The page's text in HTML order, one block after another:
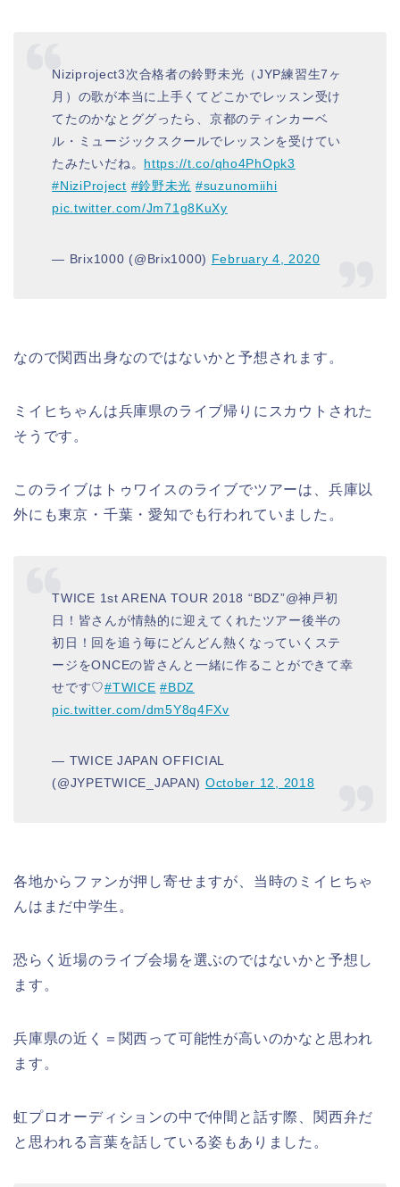
Niziproject3次合格者の鈴野未光（JYP練習生7ヶ
月）の歌が本当に上手くてどこかでレッスン受け
てたのかなとググったら、京都のティンカーベ
ル・ミュージックスクールでレッスンを受けてい
たみたいだね。 https://t.co/qho4PhOpk3
#NiziProject #鈴野未光 #suzunomiihi
pic.twitter.com/Jm71g8KuXy
— Brix1000 (@Brix1000) February 4, 2020
なので関西出身なのではないかと予想されます。
ミイヒちゃんは兵庫県のライブ帰りにスカウトされた
そうです。
このライブはトゥワイスのライブでツアーは、兵庫以
外にも東京・千葉・愛知でも行われていました。
TWICE 1st ARENA TOUR 2018 “BDZ”@神戸初
日！皆さんが情熱的に迎えてくれたツアー後半の
初日！回を追う毎にどんどん熱くなっていくステ
ージをONCEの皆さんと一緒に作ることができて幸
せです♡#TWICE #BDZ
pic.twitter.com/dm5Y8q4FXv
— TWICE JAPAN OFFICIAL
(@JYPETWICE_JAPAN) October 12, 2018
各地からファンが押し寄せますが、当時のミイヒちゃ
んはまだ中学生。
恐らく近場のライブ会場を選ぶのではないかと予想し
ます。
兵庫県の近く＝関西って可能性が高いのかなと思われ
ます。
虹プロオーディションの中で仲間と話す際、関西弁だ
と思われる言葉を話している姿もありました。